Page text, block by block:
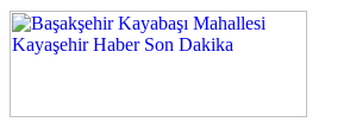
deneme
bonusu